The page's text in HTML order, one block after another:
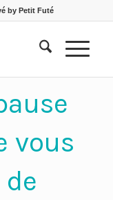
by Petit Futé
vous